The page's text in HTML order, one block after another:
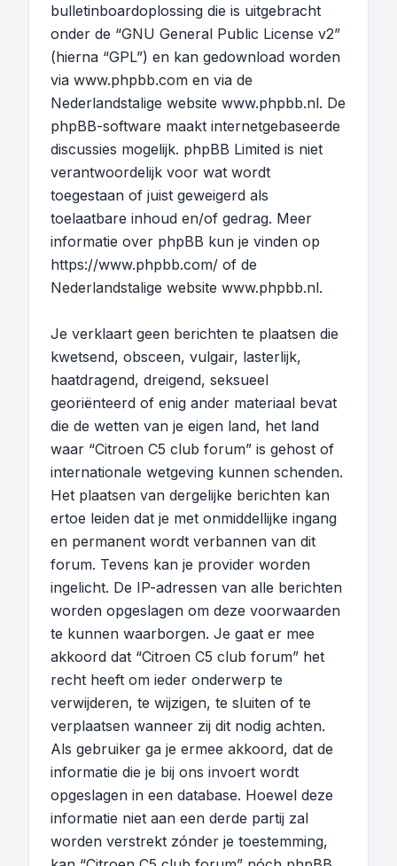
bulletinboardoplossing die is uitgebracht
onder de “GNU General Public License v2”
(hierna “GPL”) en kan gedownload worden
via www.phpbb.com en via de
Nederlandstalige website www.phpbb.nl. De
phpBB-software maakt internetgebaseerde
discussies mogelijk. phpBB Limited is niet
verantwoordelijk voor wat wordt
toegestaan of juist geweigerd als
toelaatbare inhoud en/of gedrag. Meer
informatie over phpBB kun je vinden op
https://www.phpbb.com/ of de
Nederlandstalige website www.phpbb.nl.
Je verklaart geen berichten te plaatsen die
kwetsend, obsceen, vulgair, lasterlijk,
haatdragend, dreigend, seksueel
georiënteerd of enig ander materiaal bevat
die de wetten van je eigen land, het land
waar “Citroen C5 club forum” is gehost of
internationale wetgeving kunnen schenden.
Het plaatsen van dergelijke berichten kan
ertoe leiden dat je met onmiddellijke ingang
en permanent wordt verbannen van dit
forum. Tevens kan je provider worden
ingelicht. De IP-adressen van alle berichten
worden opgeslagen om deze voorwaarden
te kunnen waarborgen. Je gaat er mee
akkoord dat “Citroen C5 club forum” het
recht heeft om ieder onderwerp te
verwijderen, te wijzigen, te sluiten of te
verplaatsen wanneer zij dit nodig achten.
Als gebruiker ga je ermee akkoord, dat de
informatie die je bij ons invoert wordt
opgeslagen in een database. Hoewel deze
informatie niet aan een derde partij zal
worden verstrekt zónder je toestemming,